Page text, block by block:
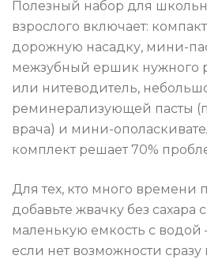
Полезный набор для
взрослого включает:
дорожную насадку, мини-
межзубный ершик нужного
или нитеводитель,
реминерализующей пасты
врача) и мини-
комплект решает 70%
Для тех, кто много времени
добавьте жвачку без сахара
маленькую емкость с
если нет возможности сразу